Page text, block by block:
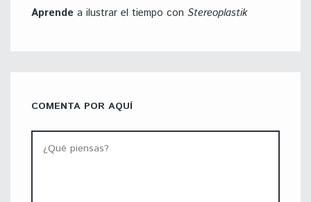
Aprende a ilustrar el tiempo con Stereoplastik
COMENTA POR AQUÍ